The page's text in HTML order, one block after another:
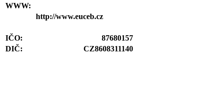
WWW:
http://www.euceb.cz
IČO:
87680157
DIČ:
CZ8608311140